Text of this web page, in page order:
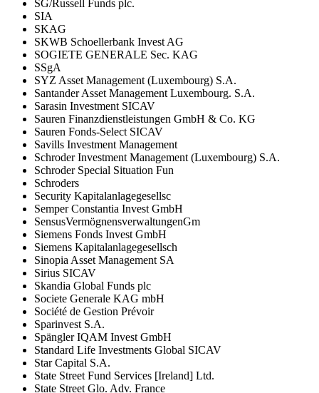
SG/Russell Funds plc.
SIA
SKAG
SKWB Schoellerbank Invest AG
SOGIETE GENERALE Sec. KAG
SSgA
SYZ Asset Management (Luxembourg) S.A.
Santander Asset Management Luxembourg. S.A.
Sarasin Investment SICAV
Sauren Finanzdienstleistungen GmbH & Co. KG
Sauren Fonds-Select SICAV
Savills Investment Management
Schroder Investment Management (Luxembourg) S.A.
Schroder Special Situation Fun
Schroders
Security Kapitalanlagegesellsc
Semper Constantia Invest GmbH
SensusVermögnensverwaltungenGm
Siemens Fonds Invest GmbH
Siemens Kapitalanlagegesellsch
Sinopia Asset Management SA
Sirius SICAV
Skandia Global Funds plc
Societe Generale KAG mbH
Société de Gestion Prévoir
Sparinvest S.A.
Spängler IQAM Invest GmbH
Standard Life Investments Global SICAV
Star Capital S.A.
State Street Fund Services [Ireland] Ltd.
State Street Glo. Adv. France